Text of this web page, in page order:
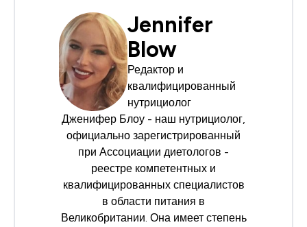
Jennifer
Blow
Редактор и
квалифицированный
нутрициолог
Дженифер Блоу - наш нутрициолог,
официально зарегистрированный
при Ассоциации диетологов -
реестре компетентных и
квалифицированных специалистов
в области питания в
Великобритании. Она имеет степень